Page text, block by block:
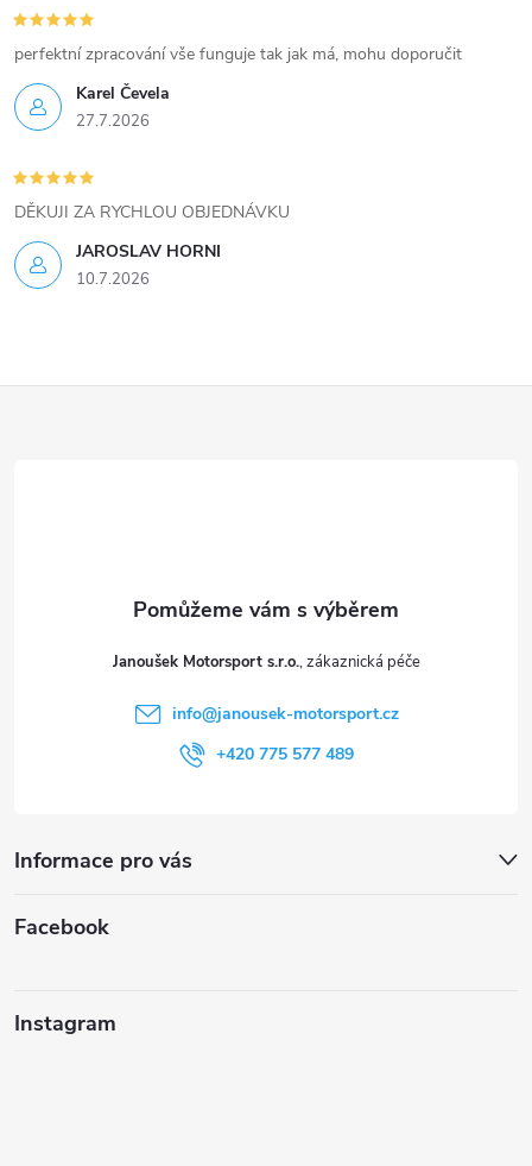
Karel Čevela
27.7.2026
perfektní zpracování vše funguje tak jak má, mohu doporučit
JAROSLAV HORNI
10.7.2026
DĚKUJI ZA RYCHLOU OBJEDNÁVKU
Janoušek Motorsport s.r.o.
info@janousek-motorsport.cz
+420 775 577 489
Informace pro vás
Facebook
Instagram